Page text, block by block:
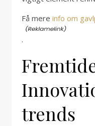
Få mere info om
.
trends